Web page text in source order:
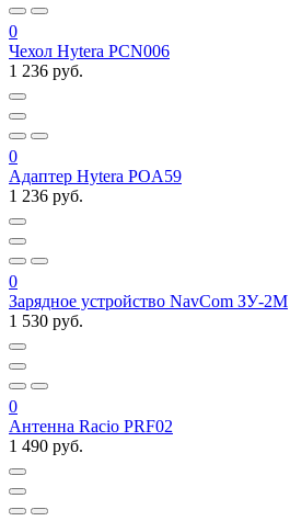
0
Чехол Hytera PCN006
1 236 руб.
0
Адаптер Hytera POA59
1 236 руб.
0
Зарядное устройство NavCom ЗУ-2М
1 530 руб.
0
Антенна Racio PRF02
1 490 руб.